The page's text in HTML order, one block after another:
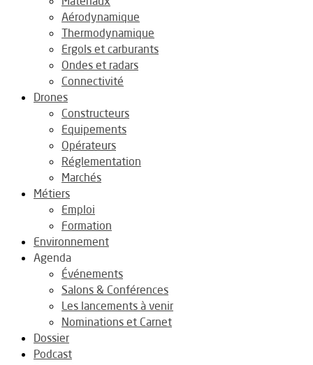
Aérodynamique
Thermodynamique
Ergols et carburants
Ondes et radars
Connectivité
Drones
Constructeurs
Equipements
Opérateurs
Réglementation
Marchés
Métiers
Emploi
Formation
Environnement
Agenda
Événements
Salons & Conférences
Les lancements à venir
Nominations et Carnet
Dossier
Podcast